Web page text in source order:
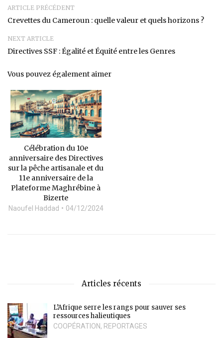
ARTICLE PRÉCÉDENT
Crevettes du Cameroun : quelle valeur et quels horizons ?
NEXT ARTICLE
Directives SSF : Égalité et Équité entre les Genres
Vous pouvez également aimer
Célébration du 10e
anniversaire des Directives
sur la pêche artisanale et du
11e anniversaire de la
Plateforme Maghrébine à
Bizerte
Naoufel Haddad 04/12/2024
Articles récents
L’Afrique serre les rangs pour sauver ses
ressources halieutiques
COOPÉRATION, REPORTAGES